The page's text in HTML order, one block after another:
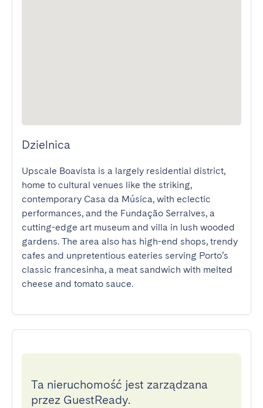
Dzielnica
Upscale Boavista is a largely residential district,
home to cultural venues like the striking,
contemporary Casa da Música, with eclectic
performances, and the Fundação Serralves, a
cutting-edge art museum and villa in lush wooded
gardens. The area also has high-end shops, trendy
cafes and unpretentious eateries serving Porto’s
classic francesinha, a meat sandwich with melted
cheese and tomato sauce.
Ta nieruchomość jest zarządzana
przez GuestReady.